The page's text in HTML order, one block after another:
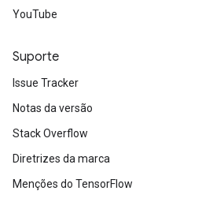
YouTube
Suporte
Issue Tracker
Notas da versão
Stack Overflow
Diretrizes da marca
Menções do TensorFlow